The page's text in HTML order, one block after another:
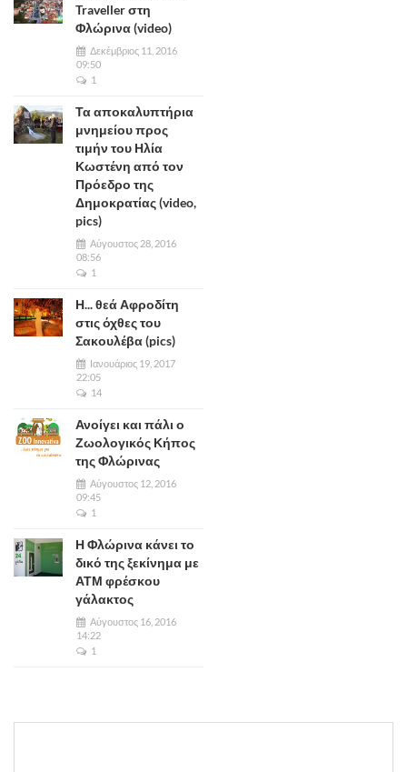
Traveller στη
Φλώρινα (video)
Δεκέμβριος 11, 2016
09:50
1
Τα αποκαλυπτήρια
μνημείου προς
τιμήν του Ηλία
Κωστένη από τον
Πρόεδρο της
Δημοκρατίας (video,
pics)
Αύγουστος 28, 2016
08:56
1
Η... θεά Αφροδίτη
στις όχθες του
Σακουλέβα (pics)
Ιανουάριος 19, 2017
22:05
14
Ανοίγει και πάλι ο
Ζωολογικός Κήπος
της Φλώρινας
Αύγουστος 12, 2016
09:45
1
Η Φλώρινα κάνει το
δικό της ξεκίνημα με
ΑΤΜ φρέσκου
γάλακτος
Αύγουστος 16, 2016
14:22
1